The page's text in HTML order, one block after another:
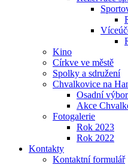
Kino
Církve ve městě
Spolky a sdružení
Chvalkovice na
Osadní
Akce
Fotogalerie
Rok 2023
Rok 2022
Kontakty
Kontaktní formulář